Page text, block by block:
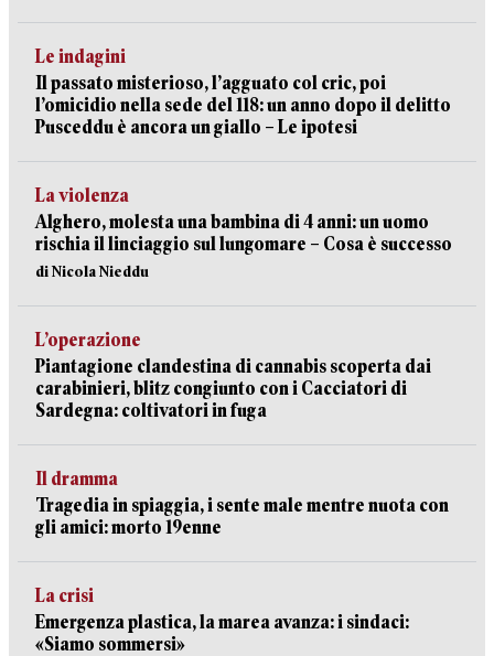
Le indagini
Il passato misterioso, l’agguato col cric, poi
l’omicidio nella sede del 118: un anno dopo il delitto
Pusceddu è ancora un giallo – Le ipotesi
La violenza
Alghero, molesta una bambina di 4 anni: un uomo
rischia il linciaggio sul lungomare – Cosa è successo
di Nicola Nieddu
L’operazione
Piantagione clandestina di cannabis scoperta dai
carabinieri, blitz congiunto con i Cacciatori di
Sardegna: coltivatori in fuga
Il dramma
Tragedia in spiaggia, i sente male mentre nuota con
gli amici: morto 19enne
La crisi
Emergenza plastica, la marea avanza: i sindaci:
«Siamo sommersi»